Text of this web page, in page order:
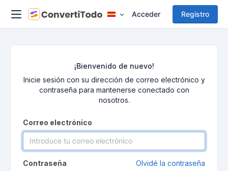
Acceder Registro
¡Bienvenido de nuevo!
Inicie sesión con su dirección de correo electrónico y
contraseña para mantenerse conectado con
nosotros.
Correo electrónico
Contraseña Olvidé la contraseña